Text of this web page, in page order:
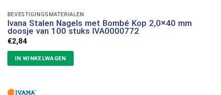
BEVESTIGINGSMATERIALEN
Ivana Stalen Nagels met Bombé Kop 2,0×40 mm
doosje van 100 stuks IVA0000772
€2,84
IN WINKELWAGEN